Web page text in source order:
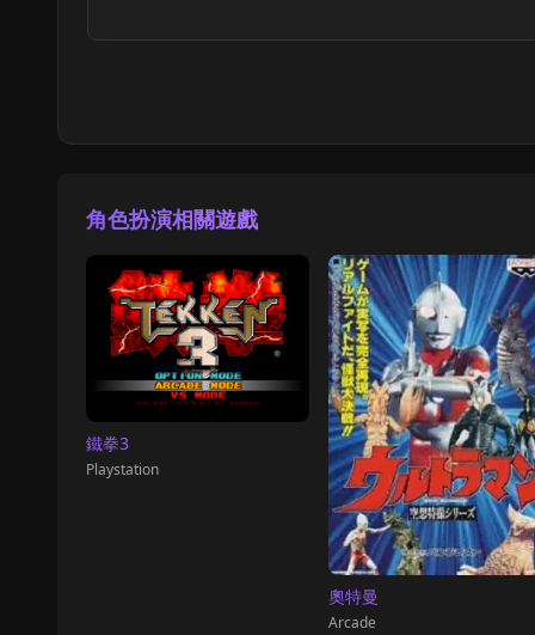
角色扮演相關遊戲
鐵拳3
Playstation
奧特曼
Arcade